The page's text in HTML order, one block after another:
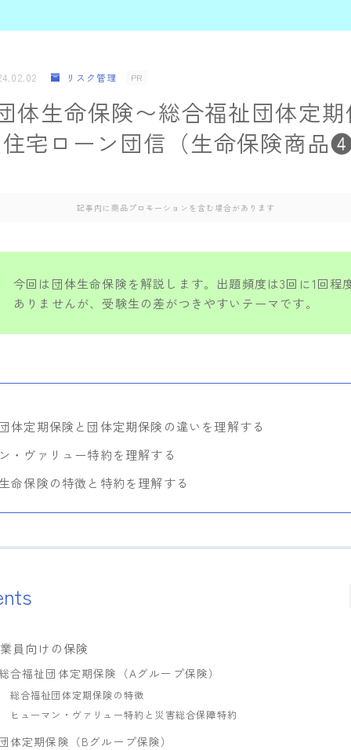
リスク管理 PR
体生命保険〜総合福祉団体定
宅ローン団信（生命保険商品❹
記事内に商品プロモーションを含む場合があります
今回は団体生命保険を解説します。出題頻度は3回に1回程
ありませんが、受験生の差がつきやすいテーマです。
体定期保険と団体定期保険の違いを理解する
・ヴァリュー特約を理解する
命保険の特徴と特約を理解する
員向けの保険
合福祉団体定期保険（Aグループ保険）
総合福祉団体定期保険の特徴
ヒューマン・ヴァリュー特約と災害総合保障特約
体定期保険（Bグループ保険）